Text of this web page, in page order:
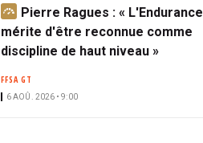
A
b
o
Pierre Ragues : « L'Endurance
mérite d'être reconnue comme
discipline de haut niveau »
FFSA GT
6 AOÛ. 2026 • 9:00